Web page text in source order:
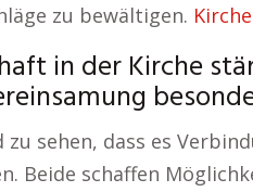
zu bewältigen.
in der Kirche
zu sehen, dass es
Beide schaffen